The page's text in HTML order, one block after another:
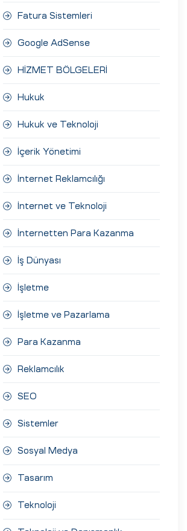
Fatura Sistemleri
Google AdSense
HİZMET BÖLGELERİ
Hukuk
Hukuk ve Teknoloji
İçerik Yönetimi
İnternet Reklamcılığı
İnternet ve Teknoloji
İnternetten Para Kazanma
İş Dünyası
İşletme
İşletme ve Pazarlama
Para Kazanma
Reklamcılık
SEO
Sistemler
Sosyal Medya
Tasarım
Teknoloji